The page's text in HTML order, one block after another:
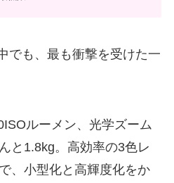
でも、最も衝撃を受けた一
ルーメン、光学ズーム
と1.8kg。高効率の3色レ
、小型化と高輝度化をか